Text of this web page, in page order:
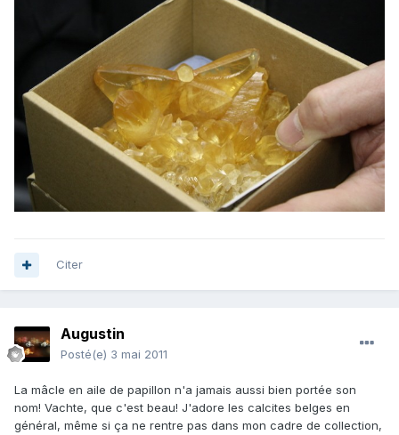
Citer
Augustin
Posté(e) 3 mai 2011
La mâcle en aile de papillon n'a jamais aussi bien portée son
nom! Vachte, que c'est beau! J'adore les calcites belges en
général, même si ça ne rentre pas dans mon cadre de collection,